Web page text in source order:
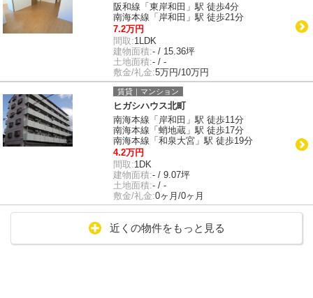
阪和線「東岸和田」駅 徒歩4分
南海本線「岸和田」駅 徒歩21分
7.2万円
間取:1LDK
建物面積:- / 15.36坪
土地面積:- / -
敷金/礼金:5万円/10万円
賃貸｜マンション
ヒガシハウス北町
南海本線「岸和田」駅 徒歩11分
南海本線「蛸地蔵」駅 徒歩17分
南海本線「和泉大宮」駅 徒歩19分
4.2万円
間取:1DK
建物面積:- / 9.07坪
土地面積:- / -
敷金/礼金:0ヶ月/0ヶ月
近くの物件をもっと見る